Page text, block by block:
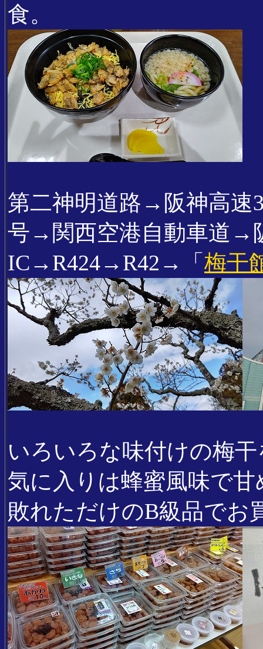
食。
第二神明道路→阪神高
号→関西空港自動車道→
IC→R424→R42→「 梅干
いろいろな味付けの梅
気に入りは蜂蜜風味で
敗れただけのB級品でお